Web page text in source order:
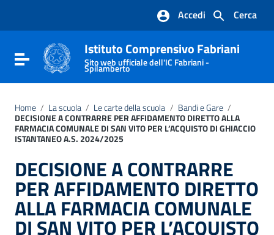
Vai al footer
Cerca
Accedi
Attiva / disattiva la navigazione
Istituto Comprensivo Fabriani
Sito web ufficiale dell'IC Fabriani -
Spilamberto
Home / La scuola / Le carte della scuola / Bandi e Gare /
DECISIONE A CONTRARRE PER AFFIDAMENTO DIRETTO ALLA
FARMACIA COMUNALE DI SAN VITO PER L’ACQUISTO DI GHIACCIO
ISTANTANEO A.S. 2024/2025
DECISIONE A CONTRARRE
PER AFFIDAMENTO DIRETTO
ALLA FARMACIA COMUNALE
DI SAN VITO PER L’ACQUISTO